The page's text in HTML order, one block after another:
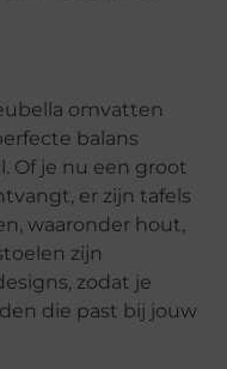
omvatten
balans
Of je nu een groot
er zijn tafels
waaronder hout,
zijn
zodat je
die past bij jouw